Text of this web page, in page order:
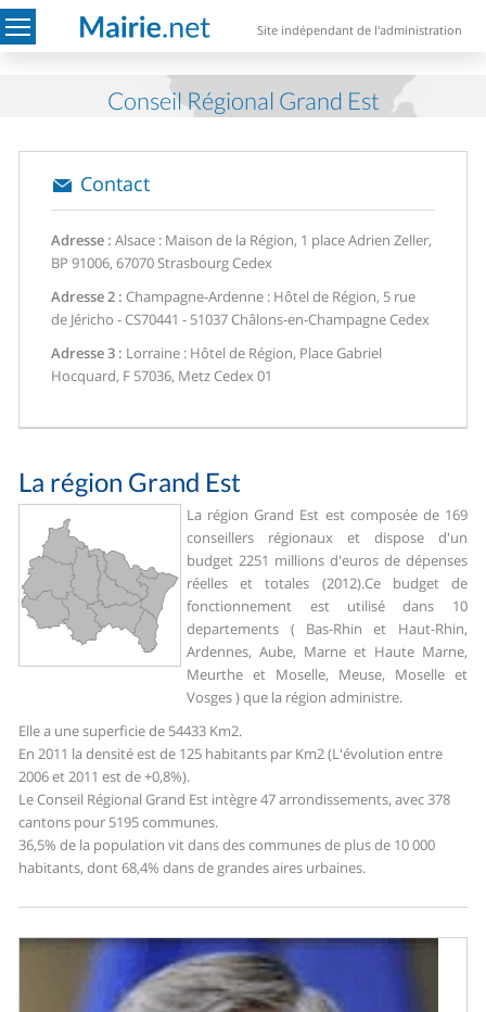
Site indépendant de l'administration
Conseil Régional Grand Est
Contact
Adresse : Alsace : Maison de la Région, 1 place Adrien Zeller,
BP 91006, 67070 Strasbourg Cedex
Adresse 2 : Champagne-Ardenne : Hôtel de Région, 5 rue
de Jéricho - CS70441 - 51037 Châlons-en-Champagne Cedex
Adresse 3 : Lorraine : Hôtel de Région, Place Gabriel
Hocquard, F 57036, Metz Cedex 01
La région Grand Est
La région Grand Est est composée de 169
conseillers régionaux et dispose d'un
budget 2251 millions d'euros de dépenses
réelles et totales (2012).Ce budget de
fonctionnement est utilisé dans 10
departements ( Bas-Rhin et Haut-Rhin,
Ardennes, Aube, Marne et Haute Marne,
Meurthe et Moselle, Meuse, Moselle et
Vosges ) que la région administre.
Elle a une superficie de 54433 Km2.
En 2011 la densité est de 125 habitants par Km2 (L'évolution entre
2006 et 2011 est de +0,8%).
Le Conseil Régional Grand Est intègre 47 arrondissements, avec 378
cantons pour 5195 communes.
36,5% de la population vit dans des communes de plus de 10 000
habitants, dont 68,4% dans de grandes aires urbaines.